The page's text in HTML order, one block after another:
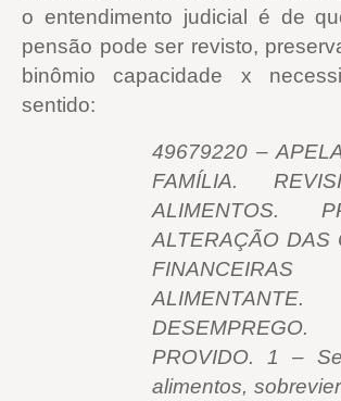
o entendimento judicial é de
pensão pode ser revisto,
binômio capacidade x
sentido:
49679220 –
FAMÍLIA.
ALIMENTOS.
ALTERAÇÃO DAS
ALIMENTANTE.
PROVIDO. 1 –
alimentos,